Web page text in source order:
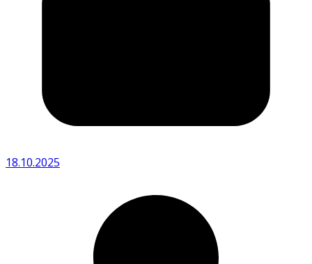
18.10.2025